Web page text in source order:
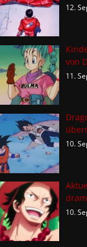
12.
von
11.
10.
10.